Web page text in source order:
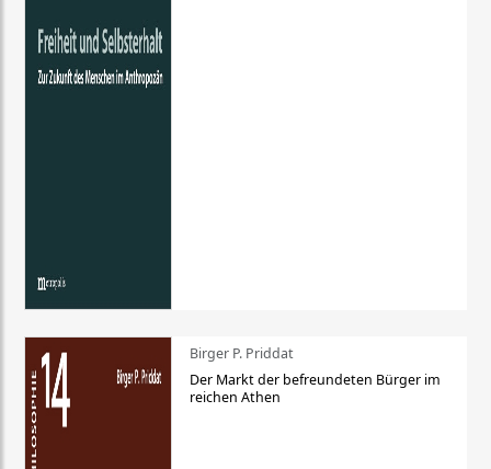
Birger P. Priddat
Der Markt der befreundeten Bürger im
reichen Athen